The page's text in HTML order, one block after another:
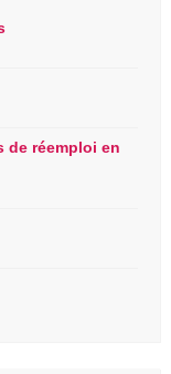
de réemploi en